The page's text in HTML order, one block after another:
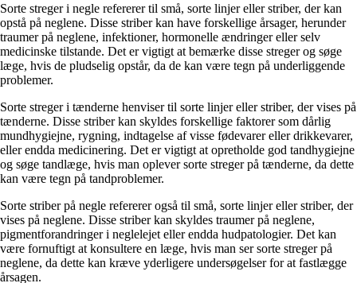
Sorte streger i negle refererer til små, sorte linjer eller striber, der kan
opstå på neglene. Disse striber kan have forskellige årsager, herunder
traumer på neglene, infektioner, hormonelle ændringer eller selv
medicinske tilstande. Det er vigtigt at bemærke disse streger og søge
læge, hvis de pludselig opstår, da de kan være tegn på underliggende
problemer.
Sorte streger i tænderne henviser til sorte linjer eller striber, der vises på
tænderne. Disse striber kan skyldes forskellige faktorer som dårlig
mundhygiejne, rygning, indtagelse af visse fødevarer eller drikkevarer,
eller endda medicinering. Det er vigtigt at opretholde god tandhygiejne
og søge tandlæge, hvis man oplever sorte streger på tænderne, da dette
kan være tegn på tandproblemer.
Sorte striber på negle refererer også til små, sorte linjer eller striber, der
vises på neglene. Disse striber kan skyldes traumer på neglene,
pigmentforandringer i neglelejet eller endda hudpatologier. Det kan
være fornuftigt at konsultere en læge, hvis man ser sorte streger på
neglene, da dette kan kræve yderligere undersøgelser for at fastlægge
årsagen.